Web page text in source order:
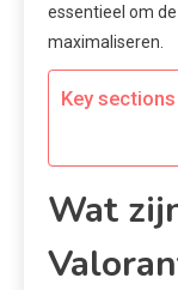
essentieel om
maximaliseren.
Key
Wat